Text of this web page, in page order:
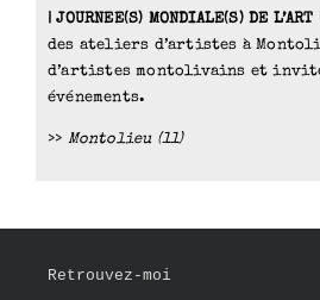
| JOURNEE(S) MONDIALE(S) DE L’ART
des ateliers d’artistes à
d’artistes montolivains et
événements.
>> Montolieu (11)
Retrouvez-moi